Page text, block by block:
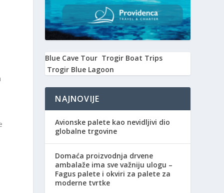
Blue Cave Tour Trogir Boat Trips
Trogir Blue Lagoon
NAJNOVIJE
Avionske palete kao nevidljivi dio
globalne trgovine
Domaća proizvodnja drvene
ambalaže ima sve važniju ulogu –
Fagus palete i okviri za palete za
moderne tvrtke